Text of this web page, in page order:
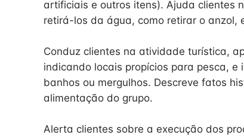
artificiais e outros itens). Ajuda clientes
retirá-los da água, como retirar o anzol,
Conduz clientes na atividade turística,
indicando locais propícios para pesca,
banhos ou mergulhos. Descreve fatos
alimentação do grupo.
Alerta clientes sobre a execução dos